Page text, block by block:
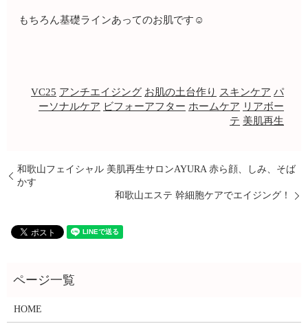
もちろん基礎ラインあってのお肌です☺️
VC25 アンチエイジング お肌の土台作り スキンケア パ
ーソナルケア ビフォーアフター ホームケア リアボー
テ 美肌再生
和歌山フェイシャル 美肌再生サロンAYURA 赤ら顔、しみ、そば
かす
和歌山エステ 幹細胞ケアでエイジング！
HOME